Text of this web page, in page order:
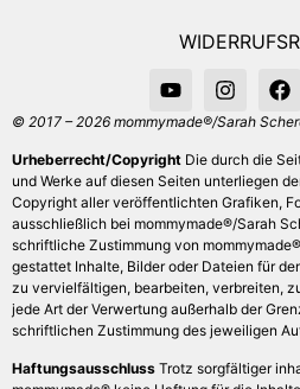
© 2017 – 2026 mommymade®/Sarah
Urheberrecht/Copyright Die durch die
und Werke auf diesen Seiten unterliegen
Copyright aller veröffentlichten Grafiken,
ausschließlich bei mommymade®/Sarah
schriftliche Zustimmung von
gestattet Inhalte, Bilder oder Dateien für
zu vervielfältigen, bearbeiten, verbreiten,
jede Art der Verwertung außerhalb der
schriftlichen Zustimmung des jeweiligen
Haftungsausschluss Trotz sorgfältiger